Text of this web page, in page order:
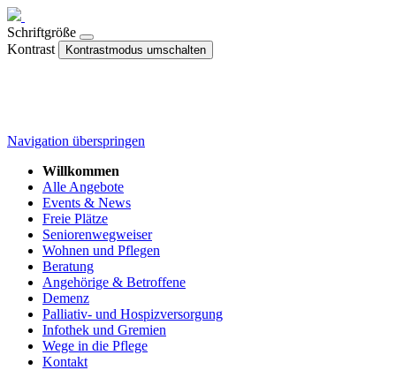
Schriftgröße
Kontrast
Kontrastmodus umschalten
Navigation überspringen
Willkommen
Alle Angebote
Events & News
Freie Plätze
Seniorenwegweiser
Wohnen und Pflegen
Beratung
Angehörige & Betroffene
Demenz
Palliativ- und Hospizversorgung
Infothek und Gremien
Wege in die Pflege
Kontakt